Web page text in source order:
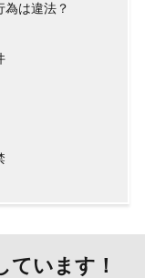
は違法？
ています！